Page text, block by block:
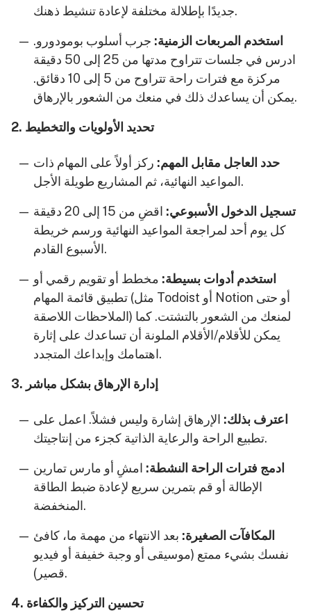
جديدًا بإطلالة مختلفة لإعادة تنشيط ذهنك.
استخدم المربعات الزمنية: جرب أسلوب بومودورو.
ادرس في جلسات تتراوح مدتها من 25 إلى 50 دقيقة
مركزة مع فترات راحة تتراوح من 5 إلى 10 دقائق.
يمكن أن يساعدك ذلك في منعك من الشعور بالإرهاق.
2. تحديد الأولويات والتخطيط
حدد العاجل مقابل المهم: ركز أولاً على المهام ذات
المواعيد النهائية، ثم المشاريع طويلة الأجل.
تسجيل الدخول الأسبوعي:
اقضِ من 15 إلى 20 دقيقة
كل يوم أحد لمراجعة المواعيد النهائية ورسم خريطة
الأسبوع القادم.
استخدم أدوات بسيطة: مخطط أو تقويم رقمي أو
تطبيق قائمة المهام (مثل Todoist أو Notion أو حتى
الملاحظات اللاصقة) لمنعك من الشعور بالتشتت. كما
يمكن للأقلام/الأقلام الملونة أن تساعدك على إثارة
اهتمامك وإبداعك المتجدد.
3. إدارة الإرهاق بشكل مباشر
اعترف بذلك: الإرهاق إشارة وليس فشلاً. اعمل على
تطبيع الراحة والرعاية الذاتية كجزء من إنتاجيتك.
ادمج فترات الراحة النشطة: امشِ أو مارس تمارين
الإطالة أو قم بتمرين سريع لإعادة ضبط الطاقة
المنخفضة.
المكافآت الصغيرة: بعد الانتهاء من مهمة ما، كافئ
نفسك بشيء ممتع (موسيقى أو وجبة خفيفة أو فيديو
قصير).
4. تحسين التركيز والكفاءة